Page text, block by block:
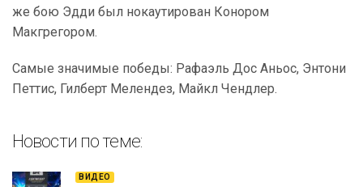
же бою Эдди был нокаутирован Конором
Макгрегором.
Самые значимые победы: Рафаэль Дос Аньос, Энтони
Петтис, Гилберт Мелендез, Майкл Чендлер.
Новости по теме:
ВИДЕО